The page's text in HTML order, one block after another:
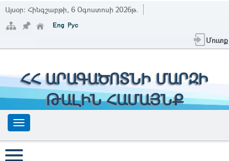
Այսօր: Հինգշաբթի, 6 Օգոստոսի 2026թ.
Մուտք
ՀՀ ԱՐԱԳԱԾՈՏՆԻ ՄԱՐԶԻ
ԹԱԼԻՆ ՀԱՄԱՅՆՔ